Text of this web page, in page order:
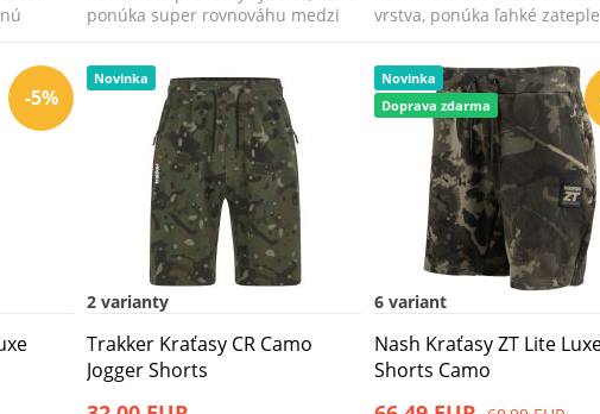
ponúka super rovnováhu medzi
vrstva, ponúka ľahké
-5%
Novinka
2 varianty
Trakker Kraťasy CR Camo
Jogger Shorts
Novinka
Doprava zdarma
6 variant
Nash Kraťasy ZT Lite
Shorts Camo